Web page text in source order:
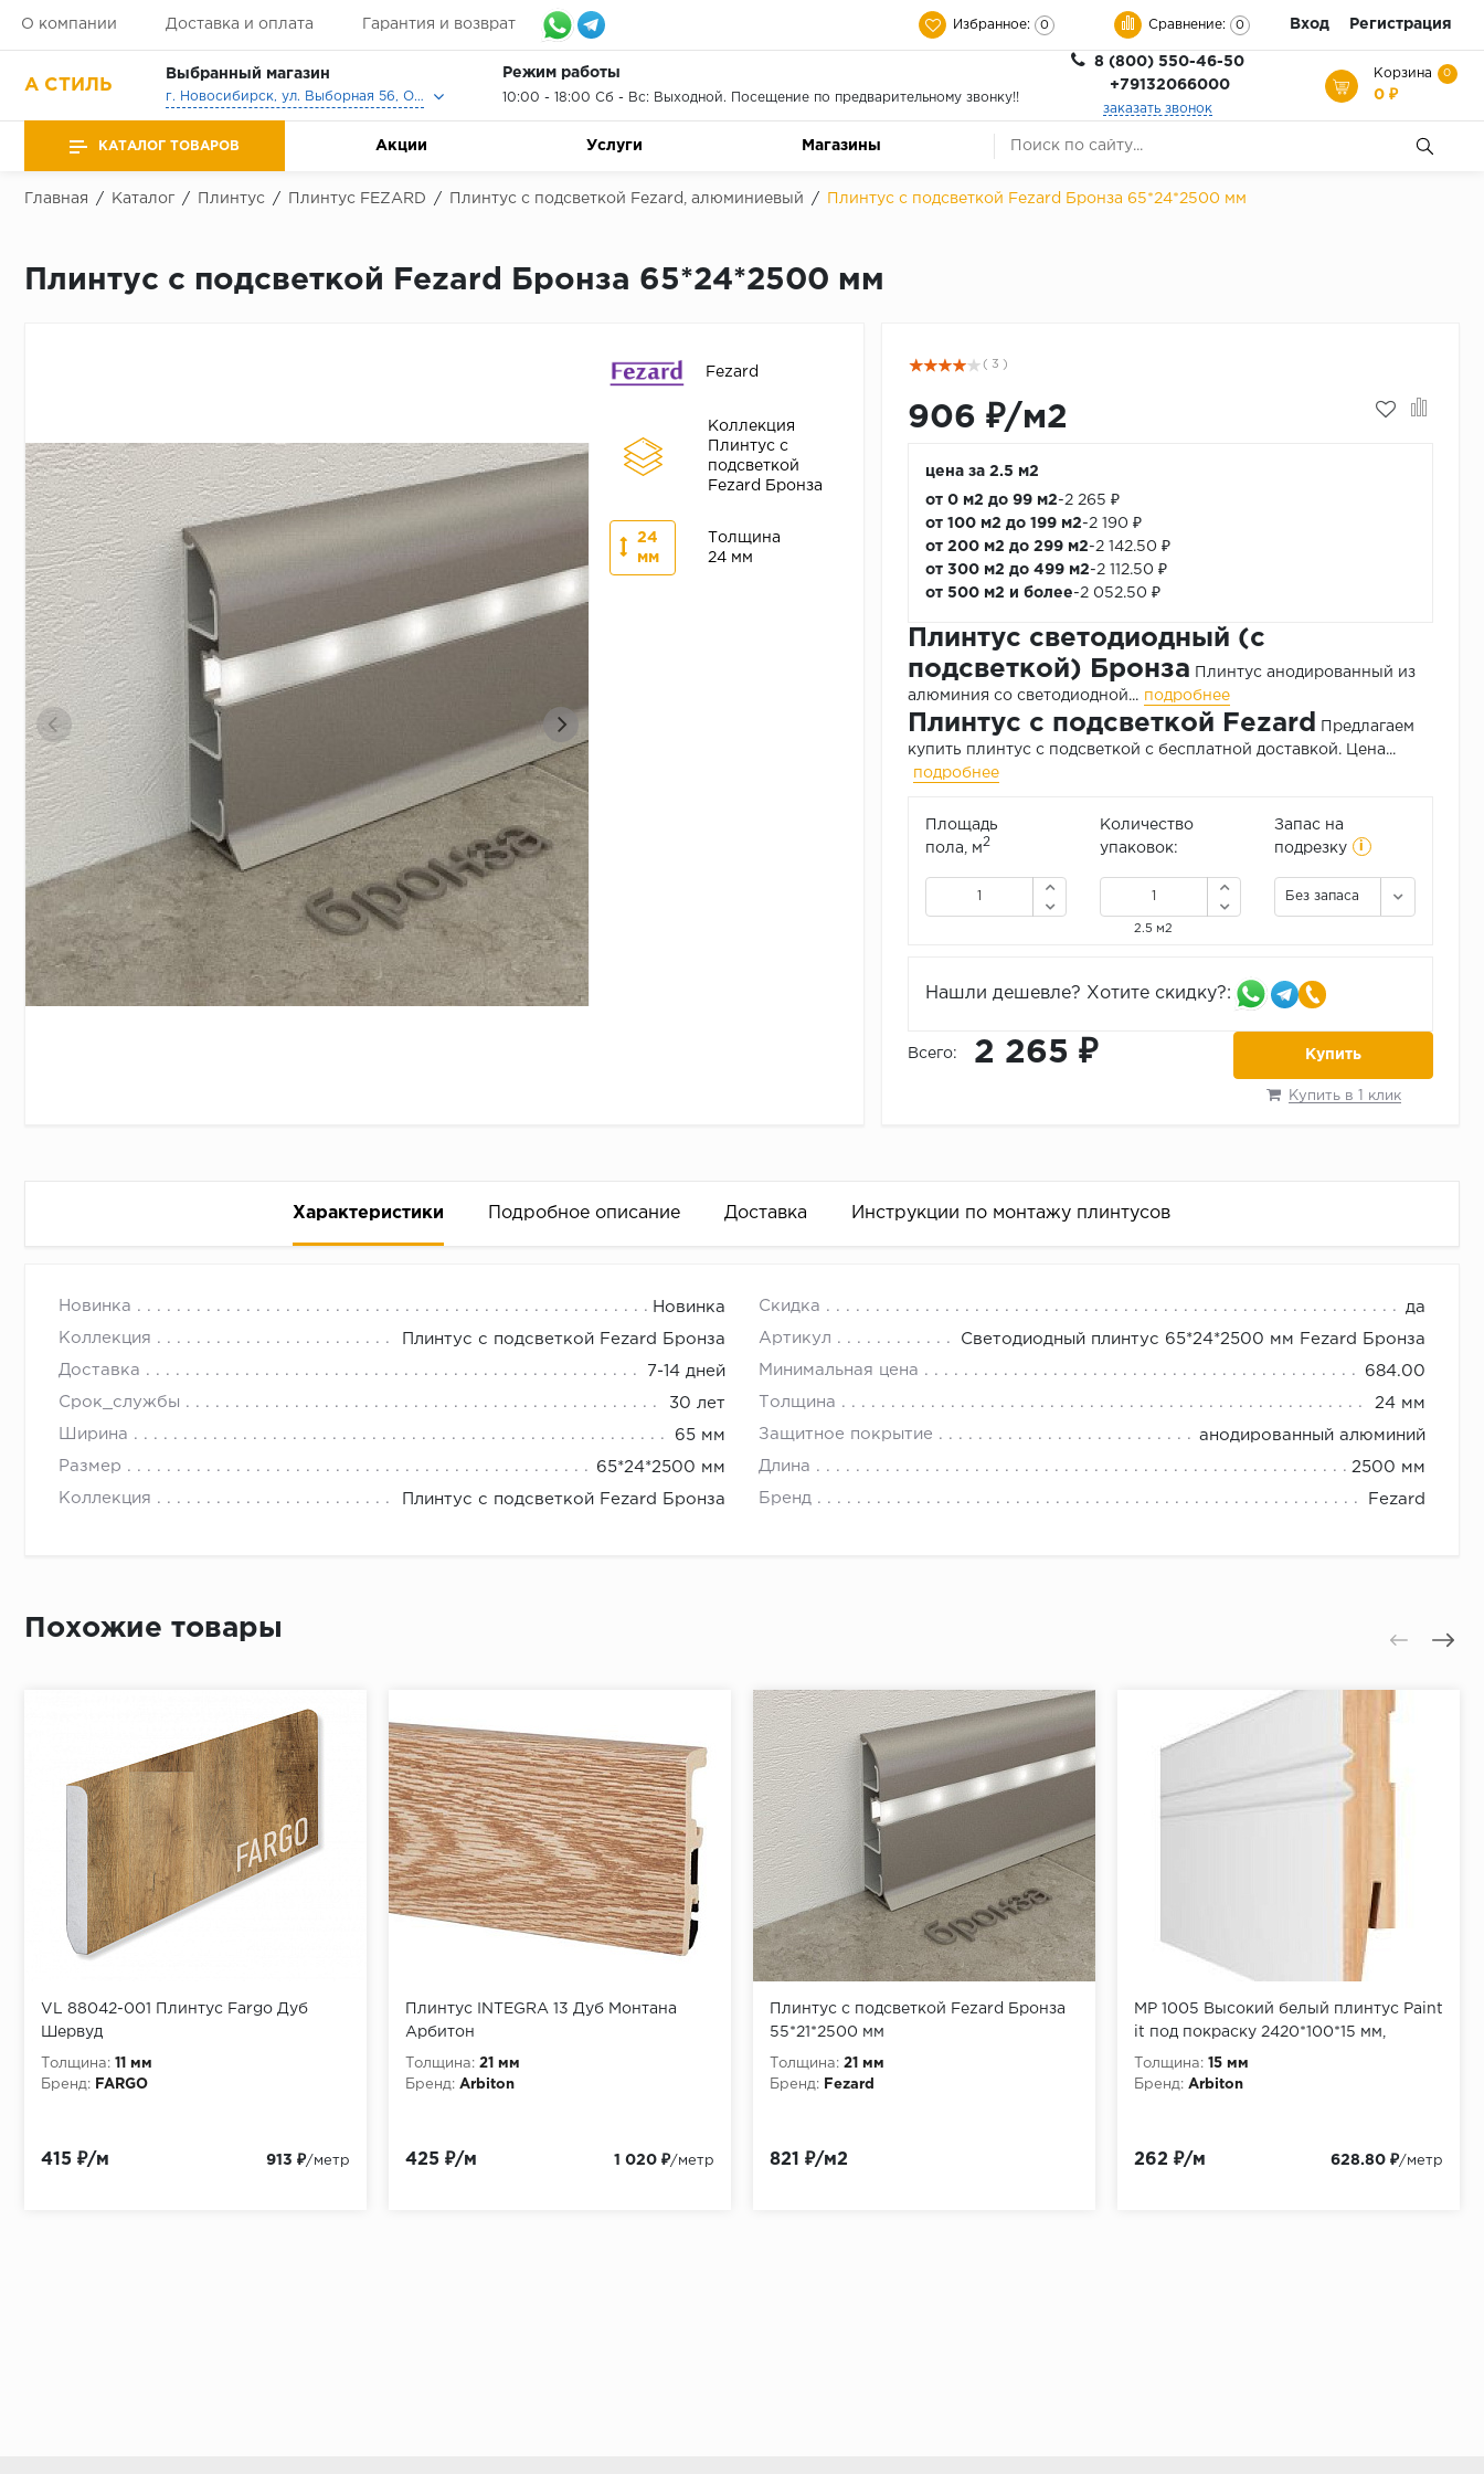
О компании Доставка и оплата Гарантия и возврат Избранное: 0 Сравнение: 0 Вход Регистрация
А СТИЛЬ
Выбранный магазин
г. Новосибирск, ул. Выборная 56, Офис, Выставочный зал
Режим работы
10:00 - 18:00 Сб - Вс: Выходной. Посещение по предварительному звонку!!
8 (800) 550-46-50
+79132066000
заказать звонок
Корзина 0
0 ₽
КАТАЛОГ ТОВАРОВ Акции Услуги Магазины
Главная / Каталог / Плинтус / Плинтус FEZARD / Плинтус с подсветкой Fezard, алюминиевый / Плинтус с подсветкой Fezard Бронза 65*24*2500 мм
Плинтус с подсветкой Fezard Бронза 65*24*2500 мм
Fezard
Коллекция
Плинтус с
подсветкой
Fezard Бронза
24
мм
Толщина
24 мм
( 3 )
906 ₽/м2
цена за 2.5 м2
от 0 м2 до 99 м2-2 265 ₽
от 100 м2 до 199 м2-2 190 ₽
от 200 м2 до 299 м2-2 142.50 ₽
от 300 м2 до 499 м2-2 112.50 ₽
от 500 м2 и более-2 052.50 ₽
Плинтус светодиодный (с
подсветкой) Бронза Плинтус анодированный из
алюминия со светодиодной... подробнее
Плинтус с подсветкой Fezard
Предлагаем
купить плинтус с подсветкой с бесплатной доставкой. Цена...
подробнее
Площадь
пола, м2
Количество
упаковок:
2.5 м2
Запас на
подрезку
i
Без запаса
Нашли дешевле? Хотите скидку?:
Всего: 2 265 ₽ Купить
Купить в 1 клик
Характеристики Подробное описание Доставка Инструкции по монтажу плинтусов
Новинка Новинка Скидка да
Коллекция Плинтус с подсветкой Fezard Бронза Артикул Светодиодный плинтус 65*24*2500 мм Fezard Бронза
Доставка 7-14 дней Минимальная цена 684.00
Срок_службы 30 лет Толщина 24 мм
Ширина 65 мм Защитное покрытие анодированный алюминий
Размер 65*24*2500 мм Длина 2500 мм
Коллекция Плинтус с подсветкой Fezard Бронза Бренд Fezard
Ориентируясь на полученный в результате показатель, определить необходимое количество плинтуса.
Делается это следующим образом:
- к полученной цифре в метрах, прибавить 1,5 - 2 м (про запас)
По длине плинтуса от угла отмерить 5-7 см и сделать отметку для отверстия.
От первой отметки отмерить еще 40 см и поставить следующую отметку.
Проставить отметки по всему периметру помещения.
В отметках при помощи перфоратора просверлить отверстия, вставить дюбеля.
Приложить плинтус к стене, разметить на нем будущие отверстия.
Просверлить плинтус.
При помощи шуруповерта завернуть саморезы через плинтус в дюбеля.
Похожие товары
VL 88042-001 Плинтус Fargo Дуб
Шервуд
Толщина: 11 мм
Бренд:
FARGO
415 ₽/м 913 ₽/метр
Плинтус INTEGRA 13 Дуб Монтана
Арбитон
Толщина: 21 мм
Бренд: Arbiton
425 ₽/м 1 020 ₽/метр
Плинтус с подсветкой Fezard Бронза
55*21*2500 мм
Толщина: 21 мм
Бренд:
Fezard
821 ₽/м2
МР 1005 Высокий белый плинтус Paint
it под покраску 2420*100*15 мм,
Arbiton
Толщина: 15 мм
Бренд: Arbiton
262 ₽/м 628.80 ₽/метр